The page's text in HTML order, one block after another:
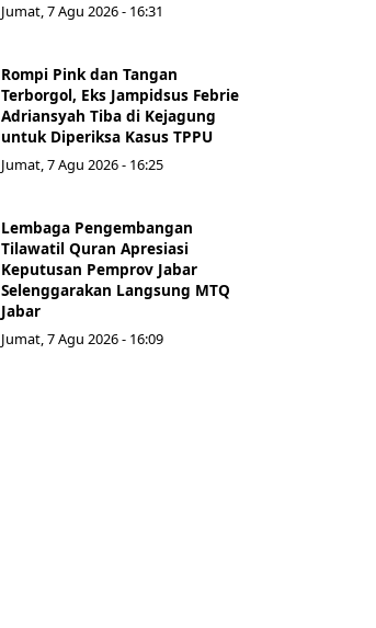
Jumat, 7 Agu 2026 - 16:31
Rompi Pink dan Tangan
Terborgol, Eks Jampidsus Febrie
Adriansyah Tiba di Kejagung
untuk Diperiksa Kasus TPPU
Jumat, 7 Agu 2026 - 16:25
Lembaga Pengembangan
Tilawatil Quran Apresiasi
Keputusan Pemprov Jabar
Selenggarakan Langsung MTQ
Jabar
Jumat, 7 Agu 2026 - 16:09